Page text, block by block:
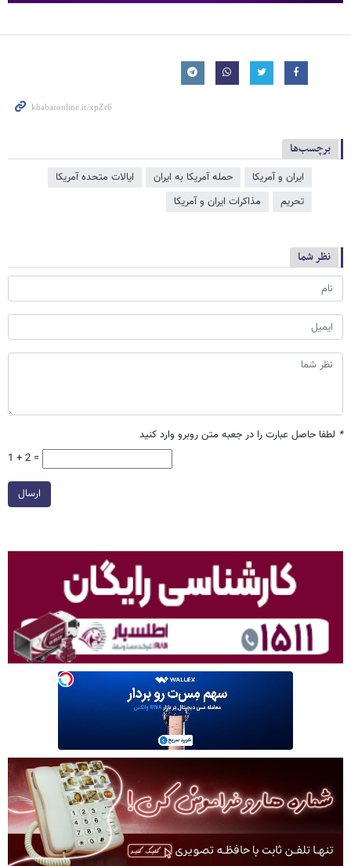
برچسب‌ها
ایران و آمریکا حمله آمریکا به ایران
ایالات متحده آمریکا
تحریم
مذاکرات ایران و آمریکا
نظر شما
* لطفا حاصل عبارت را در جعبه متن روبرو وارد کنید
1 + 2 =
ارسال